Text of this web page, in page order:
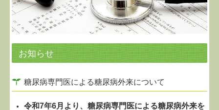
地図、交通案内
個人情報保護方針
帯状疱疹のご案内
お知らせ
糖尿病専門医による糖尿病外来について
令和7年6月より、糖尿病専門医による糖尿病外来を